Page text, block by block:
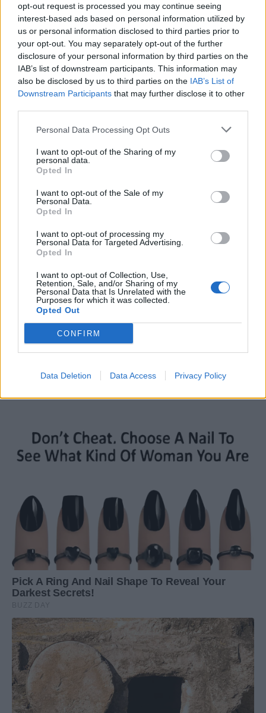
opt-out request is processed you may continue seeing
interest-based ads based on personal information utilized by
us or personal information disclosed to third parties prior to
your opt-out. You may separately opt-out of the further
disclosure of your personal information by third parties on the
IAB’s list of downstream participants. This information may
also be disclosed by us to third parties on the IAB’s List of
Downstream Participants that may further disclose it to other
Personal Data Processing Opt Outs
I want to opt-out of the Sharing of my
personal data.
Opted In
I want to opt-out of the Sale of my
Personal Data.
Opted In
I want to opt-out of processing my
Personal Data for Targeted Advertising.
Opted In
I want to opt-out of Collection, Use,
Retention, Sale, and/or Sharing of my
Personal Data that Is Unrelated with the
Purposes for which it was collected.
Opted Out
CONFIRM
Data Deletion Data Access Privacy Policy